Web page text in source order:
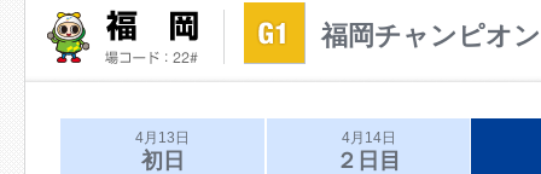
福岡チャンピオ
4月13日
初日
4月14日
２日目